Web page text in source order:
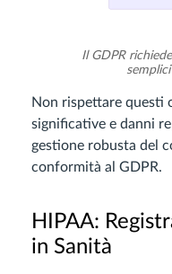
Il GDPR
Non rispettare questi
significative e danni
gestione robusta del
conformità al GDPR.
HIPAA:
in Sanità